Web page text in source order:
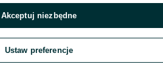
Dodaj Czat
Akceptuj niezbędne
Ustaw preferencje